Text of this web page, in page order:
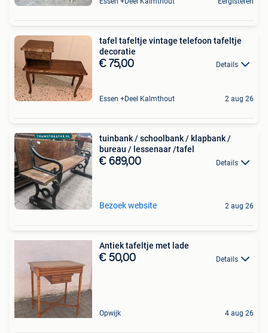
tafel tafeltje vintage telefoon tafeltje
decoratie
€ 75,00 Details
Essen +Deel Kalmthout 2 aug 26
tuinbank / schoolbank / klapbank /
bureau / lessenaar /tafel
€ 689,00 Details
Bezoek website 2 aug 26
Antiek tafeltje met lade
€ 50,00 Details
Opwijk 4 aug 26